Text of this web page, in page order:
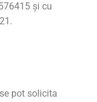
și cu
pot solicita